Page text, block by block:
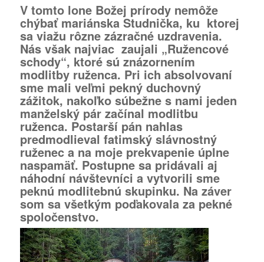
V tomto lone Božej prírody nemôže
chýbať mariánska Studnička, ku ktorej
sa viažu rôzne zázračné uzdravenia.
Nás však najviac zaujali „Ružencové
schody“, ktoré sú znázornením
modlitby ruženca. Pri ich absolvovaní
sme mali veľmi pekný duchovný
zážitok, nakoľko súbežne s nami jeden
manželský pár začínal modlitbu
ruženca. Postarší pán nahlas
predmodlieval fatimský slávnostný
ruženec a na moje prekvapenie úplne
naspamäť. Postupne sa pridávali aj
náhodní návštevníci a vytvorili sme
peknú modlitebnú skupinku. Na záver
som sa všetkým poďakovala za pekné
spoločenstvo.